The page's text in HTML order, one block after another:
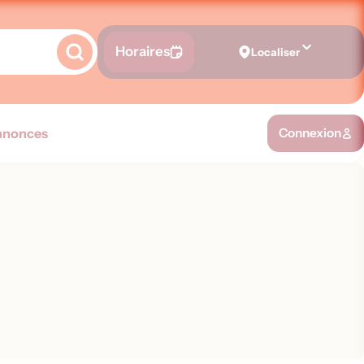
Horaires Localiser
Connexion